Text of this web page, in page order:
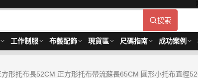
搜索
工作制服 布藝配飾 現貨區 尺碼指南 成功案例
形托布長52CM 正方形托布帶流蘇長65CM 圓形小托布直徑